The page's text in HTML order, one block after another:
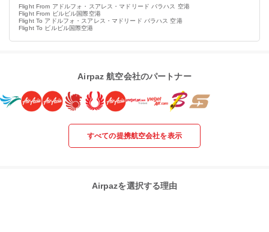
Flight From アドルフォ・スアレス・マドリード バラハス 空港
Flight From ビルビル国際空港
Flight To アドルフォ・スアレス・マドリード バラハス 空港
Flight To ビルビル国際空港
Airpaz 航空会社のパートナー
すべての提携航空会社を表示
Airpazを選択する理由